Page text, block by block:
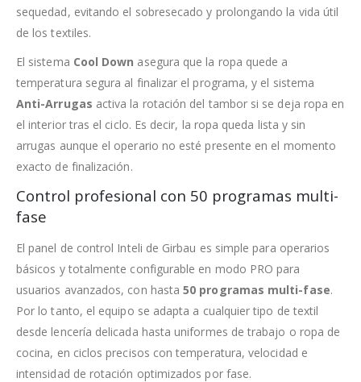
sequedad, evitando el sobresecado y prolongando la vida útil
de los textiles.
El sistema Cool Down asegura que la ropa quede a
temperatura segura al finalizar el programa, y el sistema
Anti-Arrugas activa la rotación del tambor si se deja ropa en
el interior tras el ciclo. Es decir, la ropa queda lista y sin
arrugas aunque el operario no esté presente en el momento
exacto de finalización.
Control profesional con 50 programas multi-
fase
El panel de control Inteli de Girbau es simple para operarios
básicos y totalmente configurable en modo PRO para
usuarios avanzados, con hasta50 programas multi-fase.
Por lo tanto, el equipo se adapta a cualquier tipo de textil
desde lencería delicada hasta uniformes de trabajo o ropa de
cocina, en ciclos precisos con temperatura, velocidad e
intensidad de rotación optimizados por fase.